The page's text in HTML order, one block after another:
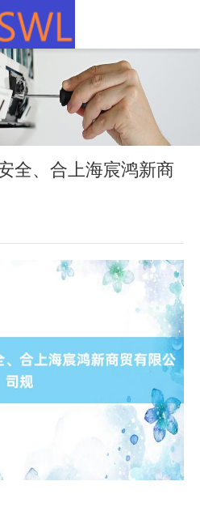
全、合上海宸鸿新商